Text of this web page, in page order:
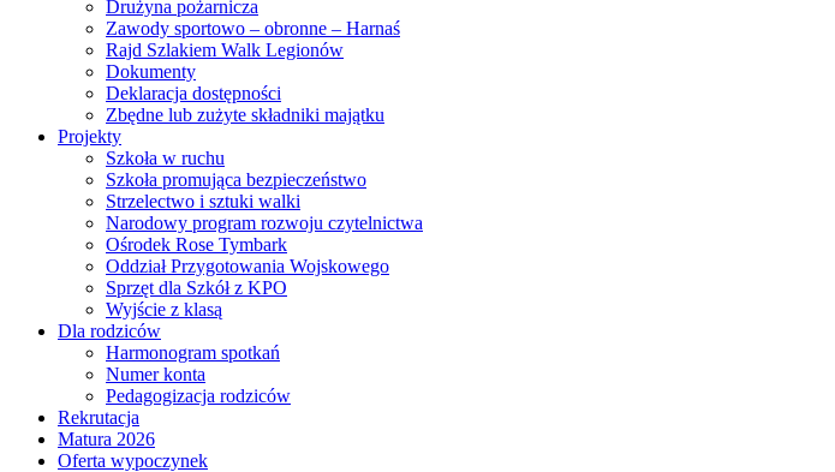
Drużyna pożarnicza
Zawody sportowo – obronne – Harnaś
Rajd Szlakiem Walk Legionów
Dokumenty
Deklaracja dostępności
Zbędne lub zużyte składniki majątku
Projekty
Szkoła w ruchu
Szkoła promująca bezpieczeństwo
Strzelectwo i sztuki walki
Narodowy program rozwoju czytelnictwa
Ośrodek Rose Tymbark
Oddział Przygotowania Wojskowego
Sprzęt dla Szkół z KPO
Wyjście z klasą
Dla rodziców
Harmonogram spotkań
Numer konta
Pedagogizacja rodziców
Rekrutacja
Matura 2026
Oferta wypoczynek